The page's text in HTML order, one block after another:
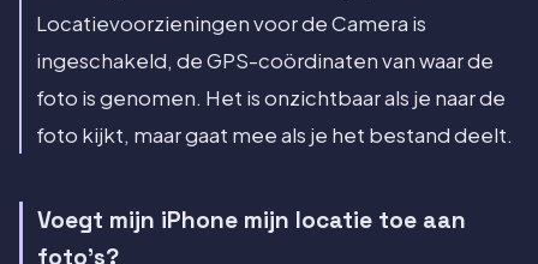
Locatievoorzieningen voor de Camera is
ingeschakeld, de GPS-coördinaten van waar de
foto is genomen. Het is onzichtbaar als je naar de
foto kijkt, maar gaat mee als je het bestand deelt.
Voegt mijn iPhone mijn locatie toe aan
foto's?